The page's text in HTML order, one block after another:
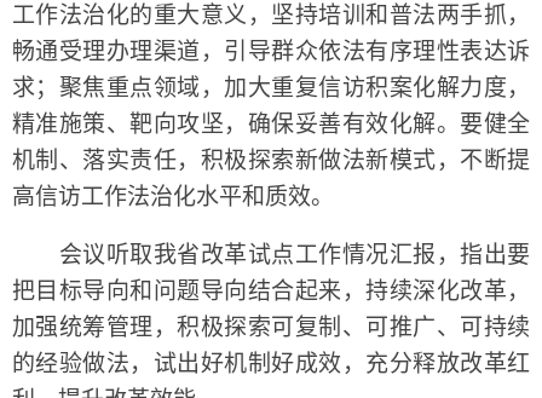
工作法治化的重大意义，坚持培训和普法两手抓，
畅通受理办理渠道，引导群众依法有序理性表达诉
求；聚焦重点领域，加大重复信访积案化解力度，
精准施策、靶向攻坚，确保妥善有效化解。要健全
机制、落实责任，积极探索新做法新模式，不断提
高信访工作法治化水平和质效。
会议听取我省改革试点工作情况汇报，指出要
把目标导向和问题导向结合起来，持续深化改革，
加强统筹管理，积极探索可复制、可推广、可持续
的经验做法，试出好机制好成效，充分释放改革红